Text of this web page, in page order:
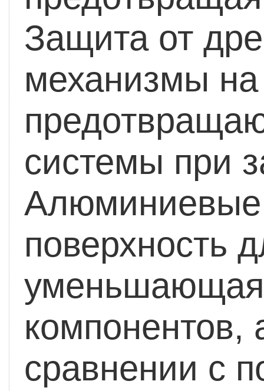
Защита от
механизмы
системы при
поверхность
уменьшающая
компонентов,
сравнении с